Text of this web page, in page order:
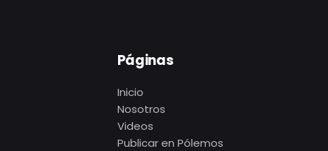
Páginas
Inicio
Nosotros
Videos
Publicar en Pólemos